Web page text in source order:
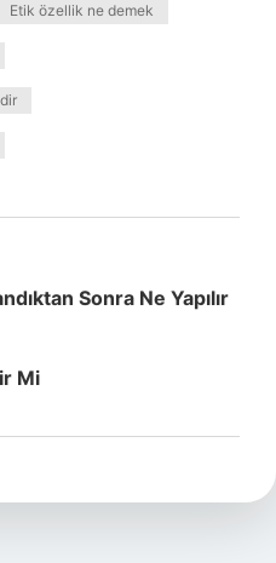
Etik özellik ne demek
Sonra Ne Yapılır
Mi